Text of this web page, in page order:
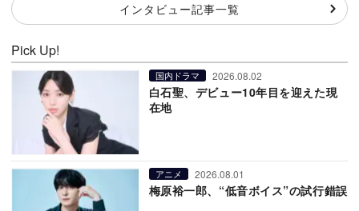
インタビュー記事一覧
Pick Up!
国内ドラマ 2026.08.02
白石聖、デビュー10年目を迎えた現
在地
アニメ 2026.08.01
梅原裕一郎、“低音ボイス”の試行錯誤